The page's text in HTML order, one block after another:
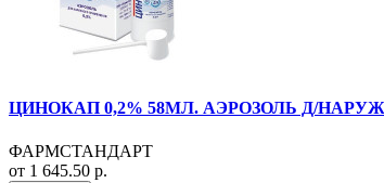
ЦИНОКАП 0,2% 58МЛ. АЭРОЗОЛЬ Д/
ФАРМСТАНДАРТ
от 1 645.50 р.